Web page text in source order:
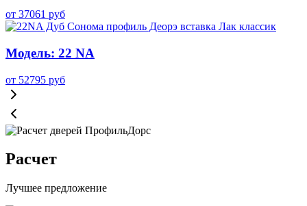
от 37061 руб
Модель: 22 NA
от 52795 руб
Расчет
Лучшее предложение